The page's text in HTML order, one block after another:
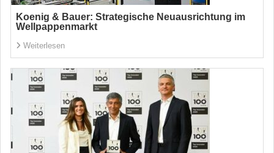
Koenig & Bauer: Strategische Neuausrichtung im
Wellpappenmarkt
Weiterlesen